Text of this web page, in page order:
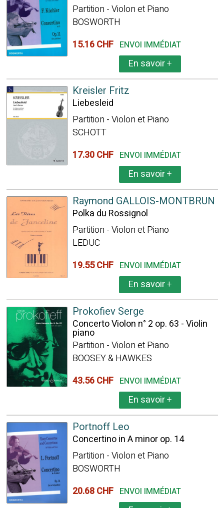
Partition - Violon et Piano
BOSWORTH
15.16 CHF ENVOI IMMÉDIAT
En savoir+
Kreisler Fritz
Liebesleid
Partition - Violon et Piano
SCHOTT
17.30 CHF ENVOI IMMÉDIAT
En savoir+
Raymond GALLOIS-MONTBRUN
Polka du Rossignol
Partition - Violon et Piano
LEDUC
19.55 CHF ENVOI IMMÉDIAT
En savoir+
Prokofiev Serge
Concerto Violon n° 2 op. 63 - Violin
piano
Partition - Violon et Piano
BOOSEY & HAWKES
43.56 CHF ENVOI IMMÉDIAT
En savoir+
Portnoff Leo
Concertino in A minor op. 14
Partition - Violon et Piano
BOSWORTH
20.68 CHF ENVOI IMMÉDIAT